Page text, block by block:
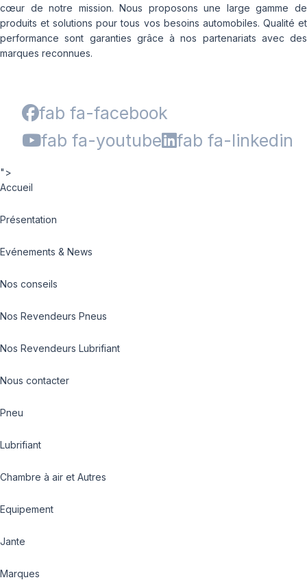
cœur de notre mission. Nous proposons une large gamme de
produits et solutions pour tous vos besoins automobiles. Qualité et
performance sont garanties grâce à nos partenariats avec des
marques reconnues.
fab fa-facebook
fab fa-youtube
fab fa-linkedin
">
Accueil
Présentation
Evénements & News
Nos conseils
Nos Revendeurs Pneus
Nos Revendeurs Lubrifiant
Nous contacter
Pneu
Lubrifiant
Chambre à air et Autres
Equipement
Jante
Marques